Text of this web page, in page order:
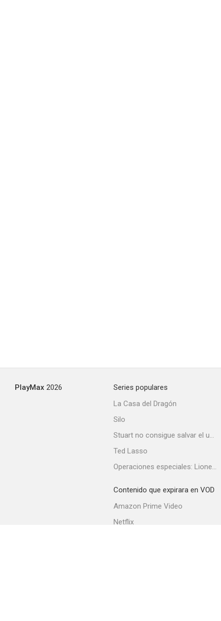
PlayMax 2026
Series populares
La Casa del Dragón
Silo
Stuart no consigue salvar el universo
Ted Lasso
Operaciones especiales: Lioness
Contenido que expirara en VOD
Amazon Prime Video
Netflix